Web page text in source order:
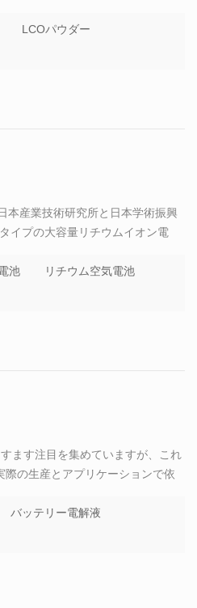
イオン電池。 リチウム電池の父で
ム電池正極材料の研究に多大な貢
酸リチウム（lco ） リチウムカソ
年に、彼はの実現可能性に言及し
用する彼の最初の試みをしました
た リン酸鉄リチウム （lifepo4、
LCOパウダー
本産業技術研究所と日本学術振興
イプの大容量リチウムイオン電
固体電解質によって分離されてい
水性電解質 。 放電中、負極はリ
子はワイヤを介して正極に伝達
炭化炭素の表面で反応します。過
を形成します。充電すると、電
され、リチウムイオンが正極の固
通って負極の表面に到達し、反
ムを形成します電極;正極の水酸化
池
リチウム空気電池
ます注目を集めていますが、これ
際の生産とアプリケーションで依
気化学的安定ウィンドウが低いこ
5（vs．li/li＋）に達すると、 電解
ます。高電圧に耐えることがで
この新しい材料の適用を促進する
バッテリー電解液